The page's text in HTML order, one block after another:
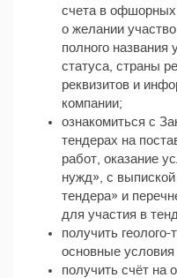
счета в офшорных
о желании
полного названия
статуса, страны
реквизитов и
компании;
ознакомиться с
тендерах на
работ, оказание
нужд», с
тендера» и
для участия в
получить
основные условия
получить счёт на